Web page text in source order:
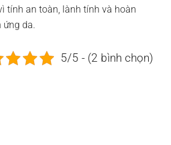
tính an toàn, lành tính và hoàn
ứng da.
5/5 - (2 bình chọn)